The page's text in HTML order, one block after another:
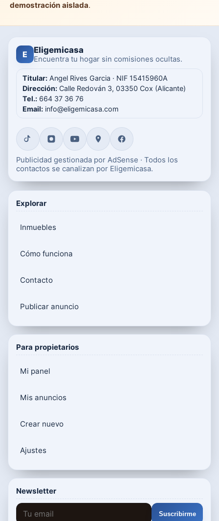
demostración aislada.
E Eligemicasa
Encuentra tu hogar sin comisiones ocultas.
Titular: Angel Rives Garcia · NIF 15415960A
Dirección: Calle Redován 3, 03350 Cox (Alicante)
Tel.: 664 37 36 76
Email: info@eligemicasa.com
Publicidad gestionada por AdSense · Todos los
contactos se canalizan por Eligemicasa.
Explorar
Inmuebles
Cómo funciona
Contacto
Publicar anuncio
Para propietarios
Mi panel
Mis anuncios
Crear nuevo
Ajustes
Newsletter
Suscribirme